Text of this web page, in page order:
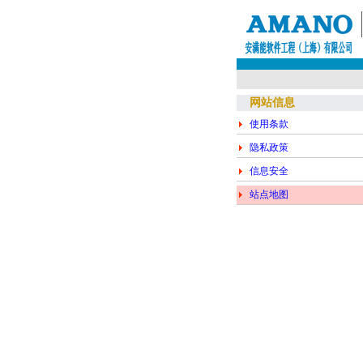
网站信息
使用条款
隐私政策
信息安全
站点地图